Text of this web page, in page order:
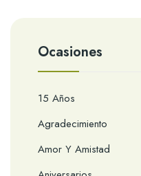
Ocasiones
15 Años
Agradecimiento
Amor Y Amistad